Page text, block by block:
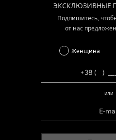
ЭКСКЛЮЗИВНЫЕ
Подпишитесь,
от нас
Женщина
или